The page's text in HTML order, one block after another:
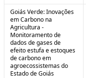
Goiás Verde: Inovações
em Carbono na
Agricultura -
Monitoramento de
dados de gases de
efeito estufa e estoques
de carbono em
agroecossistemas do
Estado de Goiás